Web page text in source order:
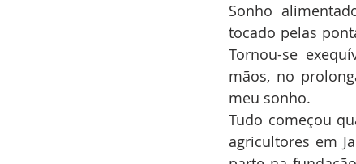
Sonho
tocado pelas
Tornou-se
mãos, no
meu sonho.
Tudo começou
agricultores em